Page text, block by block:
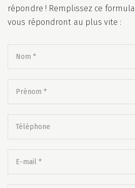
répondre ! Remplissez ce
vous répondront au plus vite :